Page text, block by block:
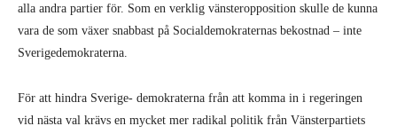
alla andra partier för. Som en verklig vänsteropposition skulle de kunna
vara de som växer snabbast på Socialdemo­kraternas bekostnad – inte
Sverigedemokraterna.
För att hindra Sverige- demo­kraterna från att komma in i regeringen
vid nästa val krävs en mycket mer radikal politik från Vänsterpartiets